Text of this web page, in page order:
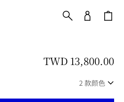
价格 TWD 13,800.00
TWD 13,800.00
2 款颜色